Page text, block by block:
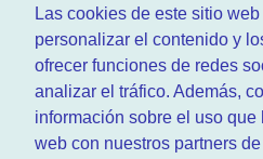
Las cookies de este sitio
personalizar el contenido y
ofrecer funciones de redes
analizar el tráfico. Además,
información sobre el uso que
web con nuestros partners
En
larenovación del permiso
actualidad motor y
Ademas tenemos todo tipo
¿Quienes somos?